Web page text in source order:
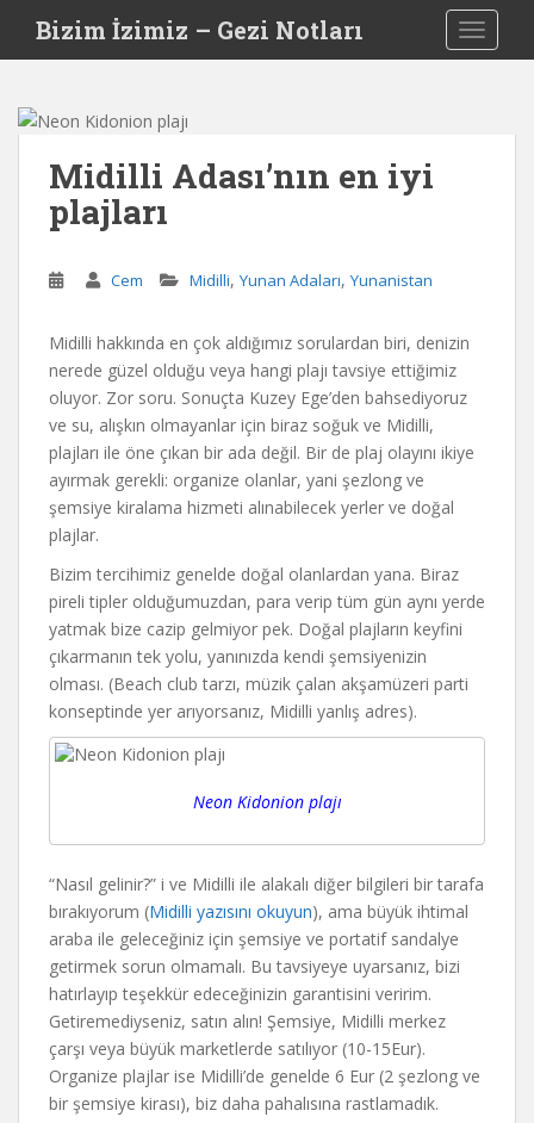
i
Bizim İzimiz – Gezi Notları
Midilli Adası’nın en iyi
plajları
Cem Midilli, Yunan Adaları, Yunanistan
Midilli hakkında en çok aldığımız sorulardan biri, denizin
nerede güzel olduğu veya hangi plajı tavsiye ettiğimiz
oluyor. Zor soru. Sonuçta Kuzey Ege’den bahsediyoruz
ve su, alışkın olmayanlar için biraz soğuk ve Midilli,
plajları ile öne çıkan bir ada değil. Bir de plaj olayını ikiye
ayırmak gerekli: organize olanlar, yani şezlong ve
şemsiye kiralama hizmeti alınabilecek yerler ve doğal
plajlar.
Bizim tercihimiz genelde doğal olanlardan yana. Biraz
pireli tipler olduğumuzdan, para verip tüm gün aynı yerde
yatmak bize cazip gelmiyor pek. Doğal plajların keyfini
çıkarmanın tek yolu, yanınızda kendi şemsiyenizin
olması. (Beach club tarzı, müzik çalan akşamüzeri parti
konseptinde yer arıyorsanız, Midilli yanlış adres).
Neon Kidonion plajı
“Nasıl gelinir?” i ve Midilli ile alakalı diğer bilgileri bir tarafa
bırakıyorum (Midilli yazısını okuyun), ama büyük ihtimal
araba ile geleceğiniz için şemsiye ve portatif sandalye
getirmek sorun olmamalı. Bu tavsiyeye uyarsanız, bizi
hatırlayıp teşekkür edeceğinizin garantisini veririm.
Getiremediyseniz, satın alın! Şemsiye, Midilli merkez
çarşı veya büyük marketlerde satılıyor (10-15Eur).
Organize plajlar ise Midilli’de genelde 6 Eur (2 şezlong ve
bir şemsiye kirası), biz daha pahalısına rastlamadık.